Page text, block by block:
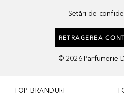
Setări de
RETRAGEREA
© 2026 Parfumerie
TOP BRANDURI